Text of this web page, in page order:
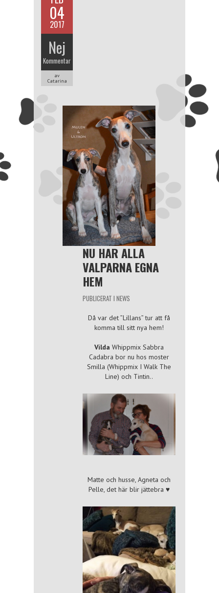
04
2017
Nej
Kommentar
av
Catarina
NU HAR ALLA
VALPARNA EGNA
HEM
PUBLICERAT I NEWS
Då var det ”Lillans” tur att få
komma till sitt nya hem!
Vilda Whippmix Sabbra
Cadabra bor nu hos moster
Smilla (Whippmix I Walk The
Line) och Tintin..
Matte och husse, Agneta och
Pelle, det här blir jättebra ♥